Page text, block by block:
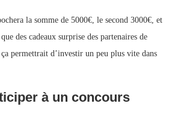
la somme de 5000€, le second 3000€, et
des cadeaux surprise des partenaires de
permettrait d’investir un peu plus vite dans
à un concours